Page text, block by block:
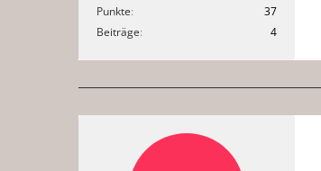
Punkte
37
Beiträge
4